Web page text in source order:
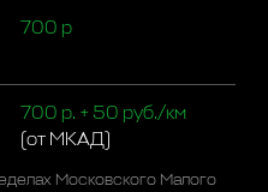
700 р
700 р. + 50 руб./км
(от МКАД)
Московского Малого